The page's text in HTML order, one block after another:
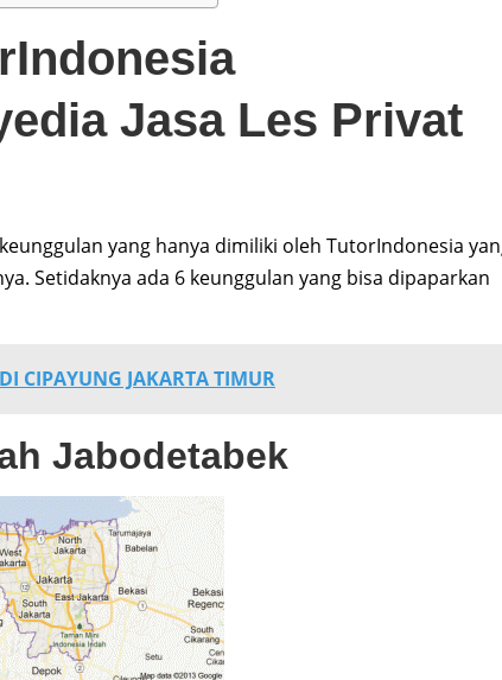
Jasa Les Privat
yang hanya dimiliki oleh TutorIndonesia
Setidaknya ada 6 keunggulan yang bisa dipaparkan
CIPAYUNG JAKARTA TIMUR
Jabodetabek